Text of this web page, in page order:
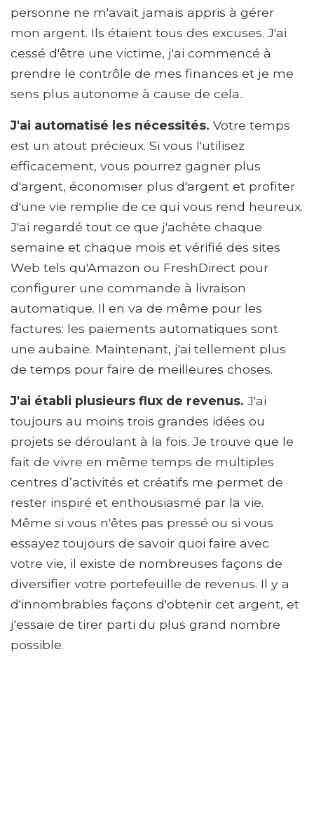
personne ne m'avait jamais appris à gérer
mon argent. Ils étaient tous des excuses. J'ai
cessé d'être une victime, j'ai commencé à
prendre le contrôle de mes finances et je me
sens plus autonome à cause de cela..
J'ai automatisé les nécessités. Votre temps
est un atout précieux. Si vous l'utilisez
efficacement, vous pourrez gagner plus
d'argent, économiser plus d'argent et profiter
d'une vie remplie de ce qui vous rend heureux.
J'ai regardé tout ce que j'achète chaque
semaine et chaque mois et vérifié des sites
Web tels qu'Amazon ou FreshDirect pour
configurer une commande à livraison
automatique. Il en va de même pour les
factures: les paiements automatiques sont
une aubaine. Maintenant, j'ai tellement plus
de temps pour faire de meilleures choses.
J'ai établi plusieurs flux de revenus. J'ai
toujours au moins trois grandes idées ou
projets se déroulant à la fois. Je trouve que le
fait de vivre en même temps de multiples
centres d’activités et créatifs me permet de
rester inspiré et enthousiasmé par la vie.
Même si vous n'êtes pas pressé ou si vous
essayez toujours de savoir quoi faire avec
votre vie, il existe de nombreuses façons de
diversifier votre portefeuille de revenus. Il y a
d'innombrables façons d'obtenir cet argent, et
j'essaie de tirer parti du plus grand nombre
possible.